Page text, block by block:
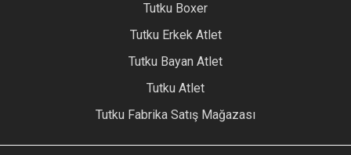
Tutku Boxer
Tutku Erkek Atlet
Tutku Bayan Atlet
Tutku Atlet
Tutku Fabrika Satış Mağazası